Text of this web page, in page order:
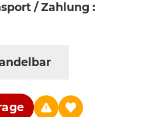
/ Zahlung :